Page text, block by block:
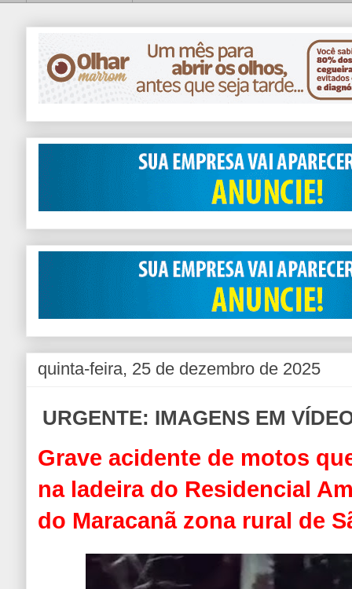
quinta-feira, 25 de dezembro de 2025
URGENTE: IMAGENS EM
Grave acidente de motos
na ladeira do Residencial
do Maracanã zona rural de